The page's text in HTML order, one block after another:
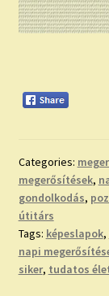
Categories:
megerősítések,
gondolkodás,
útitárs
Tags: képeslapok,
napi
siker, tudatos